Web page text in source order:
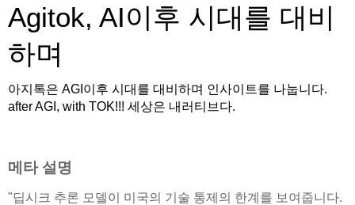
Agitok, AI이후 시대를 대비
하며
아지톡은 AGI이후 시대를 대비하며 인사이트를 나눕니다.
after AGI, with TOK!!! 세상은 내러티브다.
메타 설명
"딥시크 추론 모델이 미국의 기술 통제의 한계를 보여줍니다.